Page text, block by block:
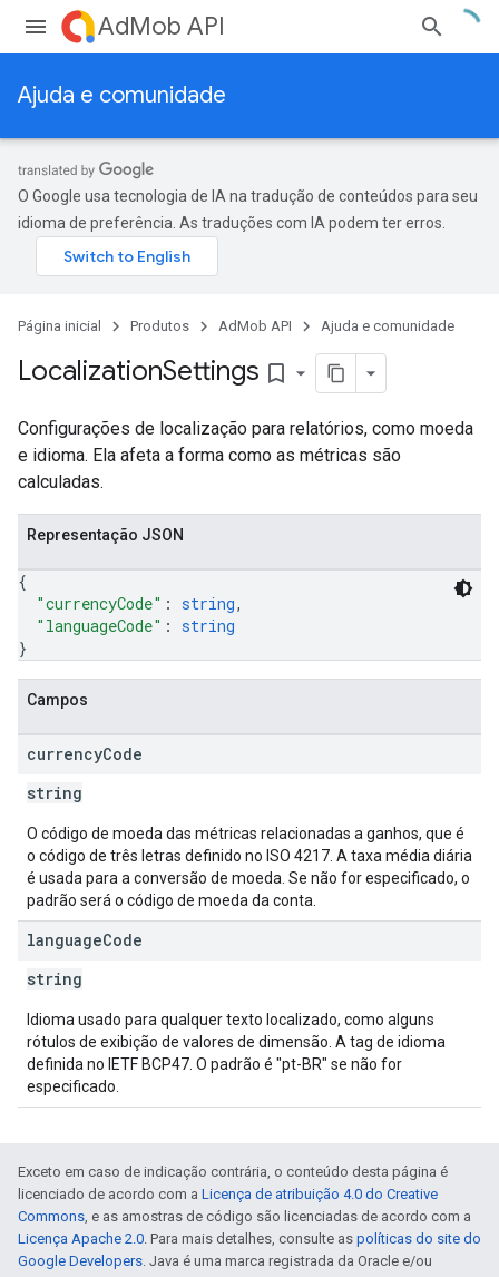
AdMob API
Ajuda e comunidade
O Google usa tecnologia de IA na tradução de conteúdos para seu
idioma de preferência. As traduções com IA podem ter erros.
Página inicial Produtos AdMob API Ajuda e comunidade
LocalizationSettings bookmark_border
Configurações de localização para relatórios, como moeda
e idioma. Ela afeta a forma como as métricas são
calculadas.
Representação JSON
{
"currencyCode" : string,
"languageCode" : string
}
Campos
currencyCode
string
O código de moeda das métricas relacionadas a ganhos, que é
o código de três letras definido no ISO 4217. A taxa média diária
é usada para a conversão de moeda. Se não for especificado, o
padrão será o código de moeda da conta.
languageCode
string
Idioma usado para qualquer texto localizado, como alguns
rótulos de exibição de valores de dimensão. A tag de idioma
definida no IETF BCP47. O padrão é "pt-BR" se não for
especificado.
Exceto em caso de indicação contrária, o conteúdo desta página é
licenciado de acordo com a Licença de atribuição 4.0 do Creative
Commons, e as amostras de código são licenciadas de acordo com a
Licença Apache 2.0. Para mais detalhes, consulte as políticas do site do
Google Developers. Java é uma marca registrada da Oracle e/ou